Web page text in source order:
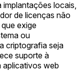
locais,
de licenças não
exige
ou
criptografia seja
suporte à
web